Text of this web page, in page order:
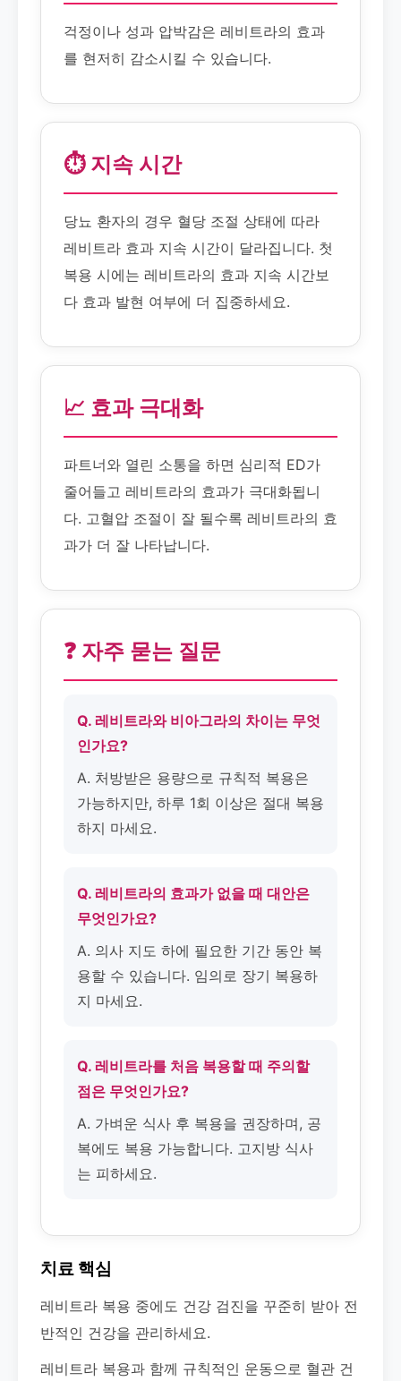
걱정이나 성과 압박감은 레비트라의 효과
를 현저히 감소시킬 수 있습니다.
⏱️ 지속 시간
당뇨 환자의 경우 혈당 조절 상태에 따라
레비트라 효과 지속 시간이 달라집니다. 첫
복용 시에는 레비트라의 효과 지속 시간보
다 효과 발현 여부에 더 집중하세요.
📈 효과 극대화
파트너와 열린 소통을 하면 심리적 ED가
줄어들고 레비트라의 효과가 극대화됩니
다. 고혈압 조절이 잘 될수록 레비트라의 효
과가 더 잘 나타납니다.
❓ 자주 묻는 질문
Q. 레비트라와 비아그라의 차이는 무엇
인가요?
A. 처방받은 용량으로 규칙적 복용은
가능하지만, 하루 1회 이상은 절대 복용
하지 마세요.
Q. 레비트라의 효과가 없을 때 대안은
무엇인가요?
A. 의사 지도 하에 필요한 기간 동안 복
용할 수 있습니다. 임의로 장기 복용하
지 마세요.
Q. 레비트라를 처음 복용할 때 주의할
점은 무엇인가요?
A. 가벼운 식사 후 복용을 권장하며, 공
복에도 복용 가능합니다. 고지방 식사
는 피하세요.
치료 핵심
레비트라 복용 중에도 건강 검진을 꾸준히 받아 전
반적인 건강을 관리하세요.
레비트라 복용과 함께 규칙적인 운동으로 혈관 건